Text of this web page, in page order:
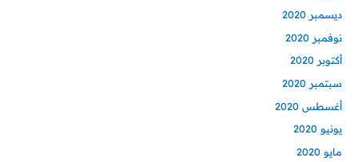
ديسمبر 2020
نوفمبر 2020
أكتوبر 2020
سبتمبر 2020
أغسطس 2020
يونيو 2020
مايو 2020